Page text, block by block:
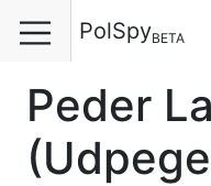
PolSpyBETA
Peder